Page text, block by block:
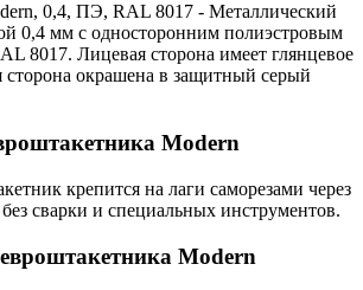
0,4, ПЭ, RAL 8017 - Металлический
0,4 мм с односторонним полиэстровым
8017. Лицевая сторона имеет глянцевое
сторона окрашена в защитный серый
Modern
крепится на лаги саморезами через
сварки и специальных инструментов.
Modern